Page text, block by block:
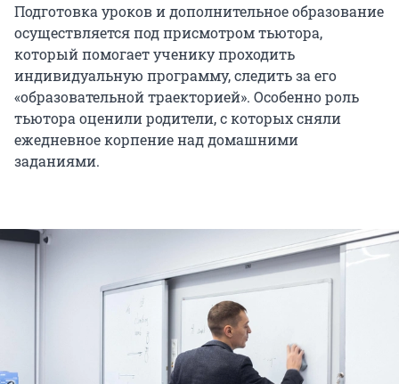
Подготовка уроков и дополнительное образование
осуществляется под присмотром тьютора,
который помогает ученику проходить
индивидуальную программу, следить за его
«образовательной траекторией». Особенно роль
тьютора оценили родители, с которых сняли
ежедневное корпение над домашними
заданиями.